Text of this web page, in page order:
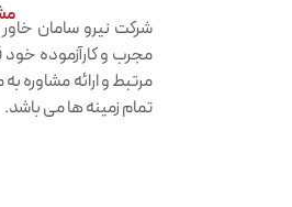
شرکت نیرو سامان
مجرب و کارآزموده خود
مرتبط و ارائه مشاوره به
تمام زمینه ها می باشد.